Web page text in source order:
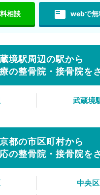
相談 featured_play_list webで無
境駅周辺の駅から
の整骨院・接骨院を
武蔵境
都の市区町村から
の整骨院・接骨院を
中央区